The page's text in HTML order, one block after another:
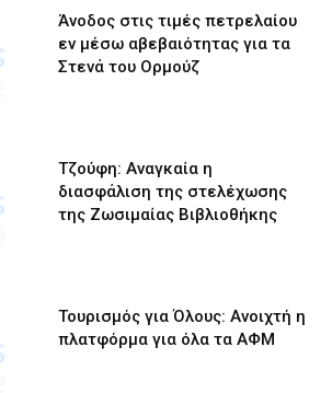
Άνοδος στις τιμές πετρελαίου
εν μέσω αβεβαιότητας για τα
Στενά του Ορμούζ
Τζούφη: Αναγκαία η
διασφάλιση της στελέχωσης
της Ζωσιμαίας Βιβλιοθήκης
Τουρισμός για Όλους: Ανοιχτή η
πλατφόρμα για όλα τα ΑΦΜ